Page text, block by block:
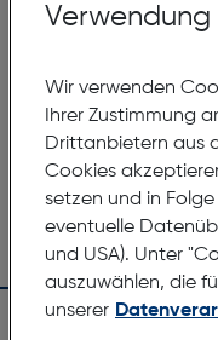
Wir verwenden
Ihrer Zustimmung
Drittanbietern aus
Cookies
setzen und in
eventuelle
und USA). Unter
auszuwählen, die
unserer